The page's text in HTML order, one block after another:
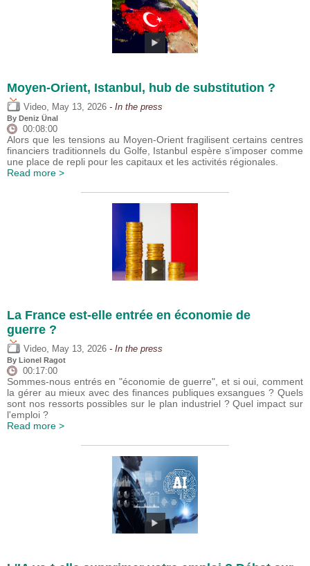
Moyen-Orient, Istanbul, hub de substitution ?
Video May 13, 2026 - In the press
By Deniz Ünal
00:08:00
Alors que les tensions au Moyen-Orient fragilisent certains centres
financiers traditionnels du Golfe, Istanbul espère s’imposer comme
une place de repli pour les capitaux et les activités régionales.
Read more >
La France est-elle entrée en économie de
guerre ?
Video May 13, 2026 - In the press
By Lionel Ragot
00:17:00
Sommes-nous entrés en "économie de guerre", et si oui, comment
la gérer au mieux avec des finances publiques exsangues ? Quels
sont nos ressorts possibles sur le plan industriel ? Quel impact sur
l'emploi ?
Read more >